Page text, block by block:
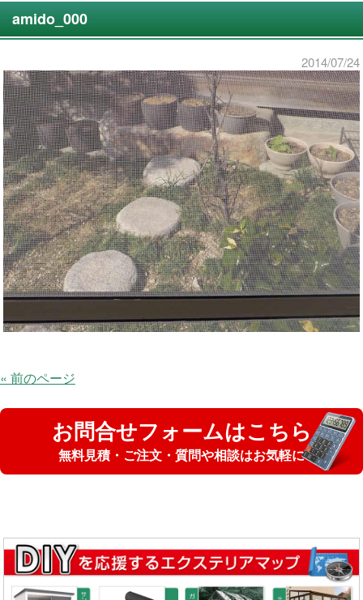
amido_000
2014/07/24
« 前のページ
お問合せフォームはこちら
無料見積・ご注文・質問や相談はお気軽に